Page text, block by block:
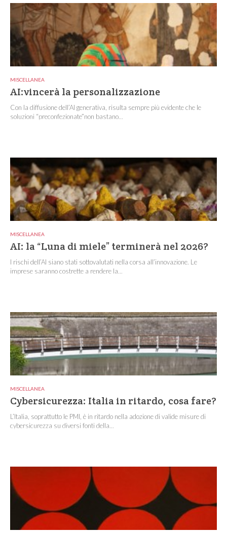
MISCELLANEA
AI:vincerà la personalizzazione
Con la diffusione dell’AI generativa, risulta sempre più evidente che le
soluzioni “preconfezionate”non bastano...
MISCELLANEA
AI: la “Luna di miele” terminerà nel 2026?
I rischi dell’AI siano stati sottovalutati nella corsa all’innovazione. Le
imprese saranno costrette a rendere la...
MISCELLANEA
Cybersicurezza: Italia in ritardo, cosa fare?
L’Italia, soprattutto le PMI, è in ritardo nella adozione di valide misure di
cybersicurezza su diversi fonti della...